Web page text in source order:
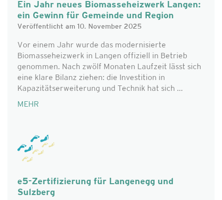
Ein Jahr neues Biomasseheizwerk Langen:
ein Gewinn für Gemeinde und Region
Veröffentlicht am 10. November 2025
Vor einem Jahr wurde das modernisierte
Biomasseheizwerk in Langen offiziell in Betrieb
genommen. Nach zwölf Monaten Laufzeit lässt sich
eine klare Bilanz ziehen: die Investition in
Kapazitätserweiterung und Technik hat sich ...
MEHR
e5-Zertifizierung für Langenegg und
Sulzberg